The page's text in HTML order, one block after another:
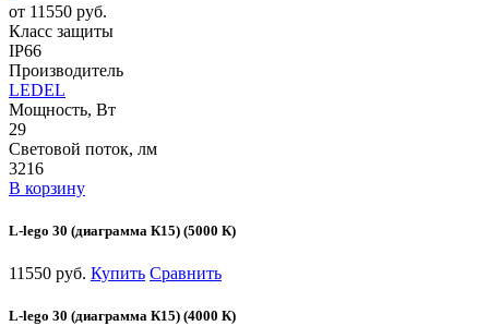
от 11550 руб.
Класс защиты
IP66
Производитель
LEDEL
Мощность, Вт
29
Световой поток, лм
3216
В корзину
L-lego 30 (диаграмма К15) (5000 К)
11550 руб. Купить Сравнить
L-lego 30 (диаграмма К15) (4000 К)